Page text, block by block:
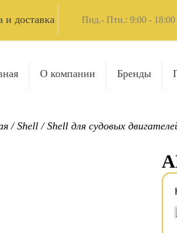
и доставка Пнд.- Птн.: 9:00 - 18:00
О компании Бренды
/Shell /Shell для судовых